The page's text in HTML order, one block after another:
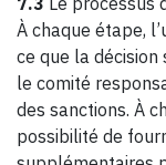
À chaque étape,
ce que la
le comité
des sanctions. À
possibilité de